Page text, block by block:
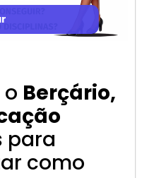
Berçário,
para
como